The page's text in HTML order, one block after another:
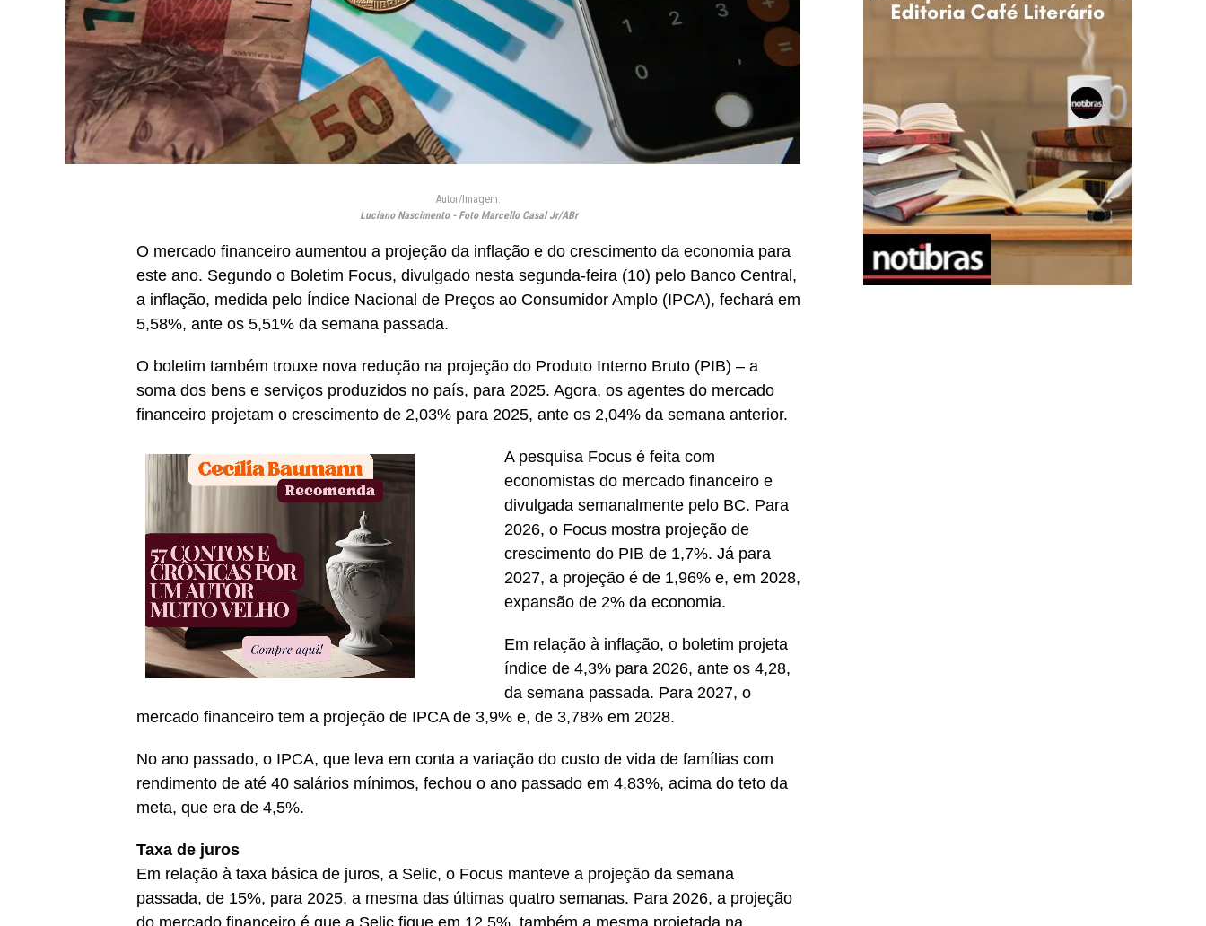
Autor/Imagem:
Luciano Nascimento - Foto Marcello Casal Jr/ABr
O mercado financeiro aumentou a projeção da inflação e do crescimento da economia para
este ano. Segundo o Boletim Focus, divulgado nesta segunda-feira (10) pelo Banco Central,
a inflação, medida pelo Índice Nacional de Preços ao Consumidor Amplo (IPCA), fechará em
5,58%, ante os 5,51% da semana passada.
O boletim também trouxe nova redução na projeção do Produto Interno Bruto (PIB) – a
soma dos bens e serviços produzidos no país, para 2025. Agora, os agentes do mercado
financeiro projetam o crescimento de 2,03% para 2025, ante os 2,04% da semana anterior.
A pesquisa Focus é feita com
economistas do mercado financeiro e
divulgada semanalmente pelo BC. Para
2026, o Focus mostra projeção de
crescimento do PIB de 1,7%. Já para
2027, a projeção é de 1,96% e, em 2028,
expansão de 2% da economia.
Em relação à inflação, o boletim projeta
índice de 4,3% para 2026, ante os 4,28,
da semana passada. Para 2027, o
mercado financeiro tem a projeção de IPCA de 3,9% e, de 3,78% em 2028.
No ano passado, o IPCA, que leva em conta a variação do custo de vida de famílias com
rendimento de até 40 salários mínimos, fechou o ano passado em 4,83%, acima do teto da
meta, que era de 4,5%.
Taxa de juros
Em relação à taxa básica de juros, a Selic, o Focus manteve a projeção da semana
passada, de 15%, para 2025, a mesma das últimas quatro semanas. Para 2026, a projeção
do mercado financeiro é que a Selic fique em 12,5%, também a mesma projetada na